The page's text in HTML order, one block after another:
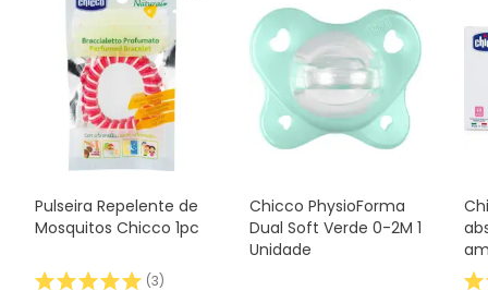
Pulseira Repelente de
Mosquitos Chicco 1pc
(3)
Chicco PhysioForma
Dual Soft Verde 0-2M 1
Unidade